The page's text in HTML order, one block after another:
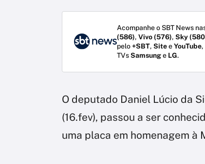
Acompanhe o SBT News
(586), Vivo (576), Sky
pelo+SBT, SiteeYouTube,
TVsSamsunge LG.
O deputado Daniel Lúcio da
(16.fev), passou a ser
uma placa em homenagem à